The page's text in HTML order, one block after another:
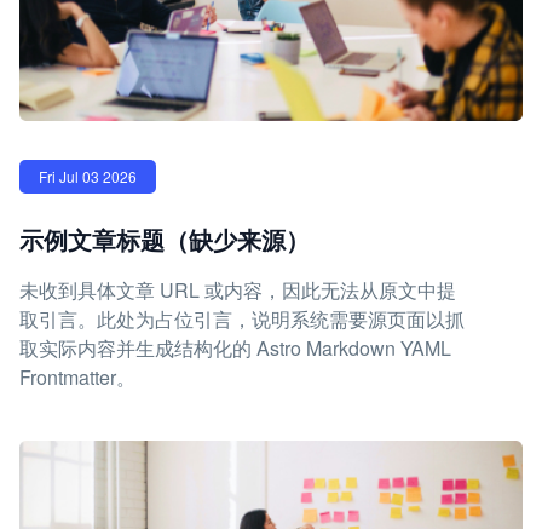
Fri Jul 03 2026
示例文章标题（缺少来源）
未收到具体文章 URL 或内容，因此无法从原文中提
取引言。此处为占位引言，说明系统需要源页面以抓
取实际内容并生成结构化的 Astro Markdown YAML
Frontmatter。